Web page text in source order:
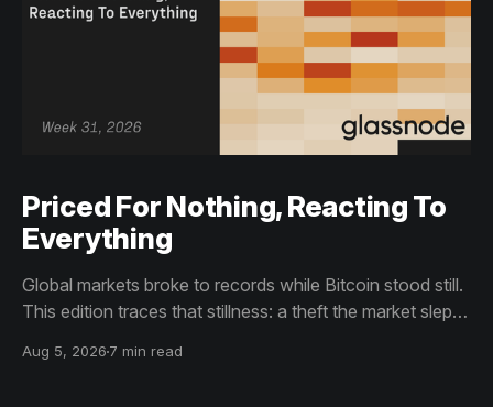
Priced For Nothing, Reacting To
Everything
Global markets broke to records while Bitcoin stood still.
This edition traces that stillness: a theft the market slept
than capitulation, and an options market priced for
Aug 5, 2026 7 min read